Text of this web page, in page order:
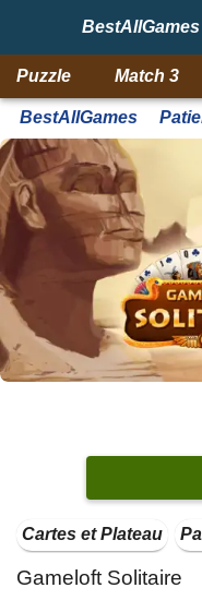
Puzzle Match 3
BestAllGames
Cartes et Plateau
Gameloft Solitaire